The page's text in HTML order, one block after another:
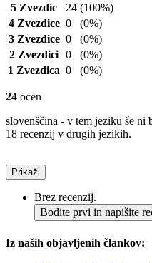
5 Zvezdic
24 (100%)
4 Zvezdice 0
(0%)
3 Zvezdice 0
(0%)
2 Zvezdici 0
(0%)
1 Zvezdica 0 (0%)
24 ocen
slovenščina - v tem jeziku še
18 recenzij v drugih jezikih.
Prikaži
Brez recenzij.
Bodite prvi in napišite
Iz naših objavljenih člankov: